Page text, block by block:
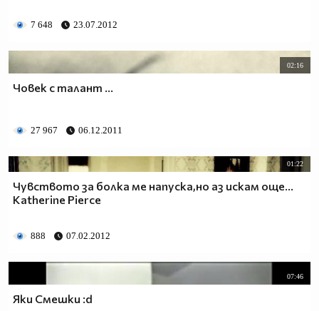
7 648 23.07.2012
02:16
Човек с талант ...
27 967 06.12.2011
01:22
Чувството за болка ме напуска,но аз искам още...
Katherine Pierce
888 07.02.2012
07:46
Яки Смешки :d